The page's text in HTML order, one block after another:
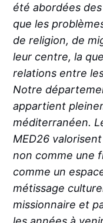
été abordées
que les
de religion, de
leur centre, la
relations entre les
Notre
appartient
méditerranéen.
MED26
non comme une
comme un
métissage
missionnaire et